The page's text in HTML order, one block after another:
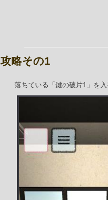
攻略その1
落ちている「鍵の破片1」を入